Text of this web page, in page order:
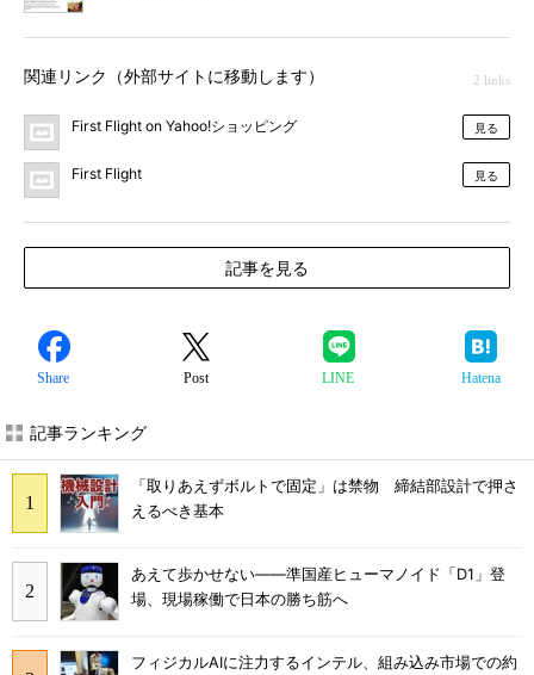
関連リンク（外部サイトに移動します） 2 links
First Flight on Yahoo!ショッピング 見る
First Flight 見る
記事を見る
Share Post LINE Hatena
記事ランキング
「取りあえずボルトで固定」は禁物 締結部設計で押さ
えるべき基本
あえて歩かせない――準国産ヒューマノイド「D1」登
場、現場稼働で日本の勝ち筋へ
フィジカルAIに注力するインテル、組み込み市場での約